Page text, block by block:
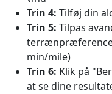
Trin 4: Tilføj din
Trin 5: Tilpas
min/mile)
Trin 6: Klik på
at se dine